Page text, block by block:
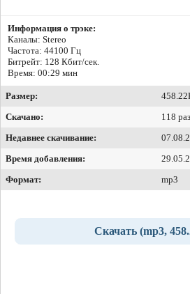
Информация о трэке:
Каналы: Stereo
Частота: 44100 Гц
Битрейт: 128 Кбит/сек.
Время: 00:29 мин
Размер:
Скачано:
118
Недавнее скачивание:
Время добавления:
Формат:
mp3
Скачать (mp3,